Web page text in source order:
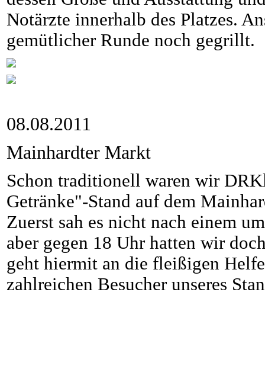
Notärzte innerhalb des Platzes.
gemütlicher Runde noch gegrillt.
08.08.2011
Mainhardter Markt
Schon traditionell waren wir
Getränke"-Stand auf dem
Zuerst sah es nicht nach einem
aber gegen 18 Uhr hatten wir
geht hiermit an die fleißigen
zahlreichen Besucher unseres